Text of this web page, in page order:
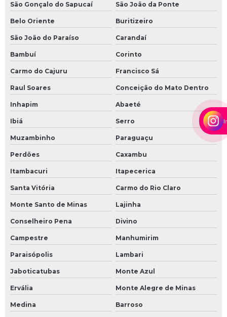
São Gonçalo do Sapucaí São João da Ponte
Belo Oriente Buritizeiro
São João do Paraíso Carandaí
Bambuí Corinto
Carmo do Cajuru Francisco Sá
Raul Soares Conceição do Mato Dentro
Inhapim Abaeté
Ibiá Serro
Muzambinho Paraguaçu
Perdões Caxambu
Itambacuri Itapecerica
Santa Vitória Carmo do Rio Claro
Monte Santo de Minas Lajinha
Conselheiro Pena Divino
Campestre Manhumirim
Paraisópolis Lambari
Jaboticatubas Monte Azul
Ervália Monte Alegre de Minas
Medina Barroso